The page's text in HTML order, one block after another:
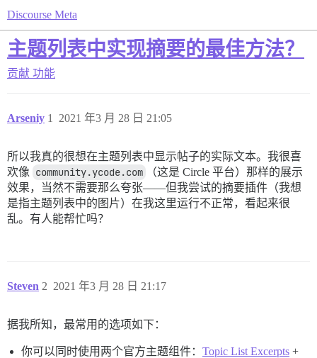
Discourse Meta
主题列表中实现摘要的最佳方法？
贡献 功能
Arseniy 2021 年3 月 28 日 21:05
1
所以我真的很想在主题列表中显示帖子的实际文本。我很喜
欢像 community.ycode.com
（这是 Circle 平台）那样的展示
效果，当然不需要那么夸张——但我尝试的摘要插件（我想
是指主题列表中的图片）在我这里运行不正常，看起来很
乱。有人能帮忙吗？
Steven 2021 年3 月 28 日 21:17
2
据我所知，最常用的选项如下：
你可以同时使用两个官方主题组件： Topic List Excerpts +